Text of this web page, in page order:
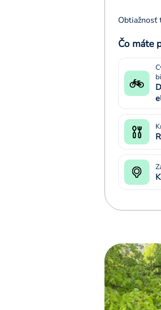
Obtiažnosť
Čo máte